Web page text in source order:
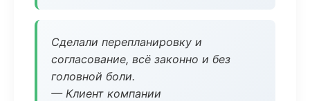
Сделали перепланировку и
согласование, всё законно и без
головной боли.
— Клиент компании